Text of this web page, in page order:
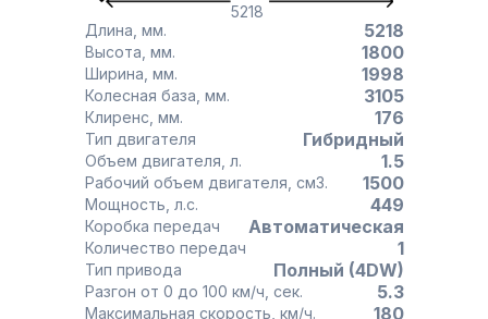
5218
Длина, мм. 5218
Высота, мм. 1800
Ширина, мм. 1998
Колесная база, мм. 3105
Клиренс, мм. 176
Тип двигателя Гибридный
Объем двигателя, л. 1.5
Рабочий объем двигателя, см3. 1500
Мощность, л.с. 449
Коробка передач Автоматическая
Количество передач 1
Тип привода Полный (4DW)
Разгон от 0 до 100 км/ч, сек. 5.3
Максимальная скорость, км/ч. 180